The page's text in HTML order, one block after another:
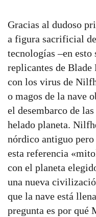
Gracias al dudoso
a figura sacrificial
tecnologías –en esto
replicantes de
con los virus de
o magos de la nave
el desembarco de
helado planeta.
nórdico antiguo
esta referencia
con el planeta
una nueva
que la nave está
pregunta es por qué